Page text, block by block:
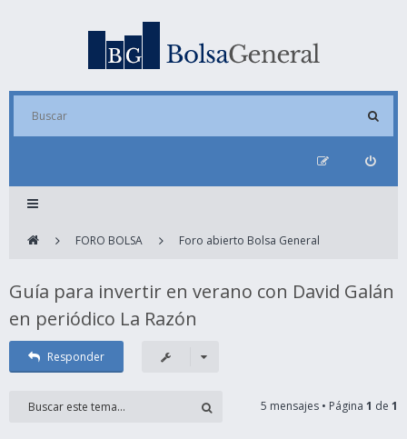
FORO BOLSA Foro abierto Bolsa General
Guía para invertir en verano con David Galán
en periódico La Razón
Responder
5 mensajes • Página 1 de 1